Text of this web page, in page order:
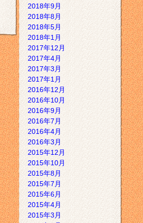
2018年9月
2018年8月
2018年5月
2018年1月
2017年12月
2017年4月
2017年3月
2017年1月
2016年12月
2016年10月
2016年9月
2016年7月
2016年4月
2016年3月
2015年12月
2015年10月
2015年8月
2015年7月
2015年6月
2015年4月
2015年3月